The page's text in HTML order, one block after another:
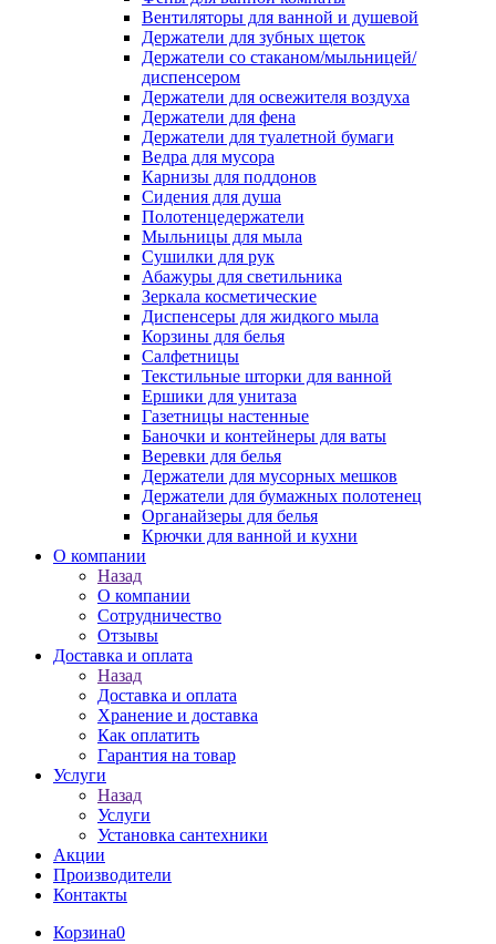
Вентиляторы для ванной и душевой
Держатели для зубных щеток
Держатели со стаканом/мыльницей/
диспенсером
Держатели для освежителя воздуха
Держатели для фена
Держатели для туалетной бумаги
Ведра для мусора
Карнизы для поддонов
Сидения для душа
Полотенцедержатели
Мыльницы для мыла
Сушилки для рук
Абажуры для светильника
Зеркала косметические
Диспенсеры для жидкого мыла
Корзины для белья
Салфетницы
Текстильные шторки для ванной
Ершики для унитаза
Газетницы настенные
Баночки и контейнеры для ваты
Веревки для белья
Держатели для мусорных мешков
Держатели для бумажных полотенец
Органайзеры для белья
Крючки для ванной и кухни
О компании
Назад
О компании
Сотрудничество
Отзывы
Доставка и оплата
Назад
Доставка и оплата
Хранение и доставка
Как оплатить
Гарантия на товар
Услуги
Назад
Услуги
Установка сантехники
Акции
Производители
Контакты
Корзина0